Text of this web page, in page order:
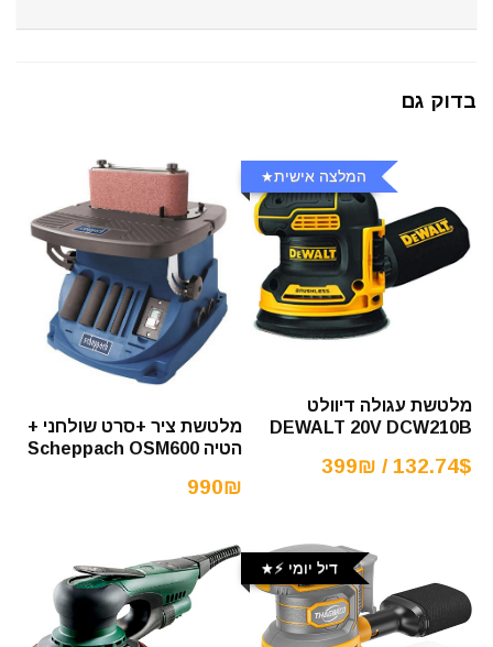
בדוק גם
המלצה אישית
מלטשת עגולה דיוולט
DEWALT 20V DCW210B
132.74$ / 399₪
מלטשת ציר +סרט שולחני +
הטיה Scheppach OSM600
990₪
דיל יומי ⚡️